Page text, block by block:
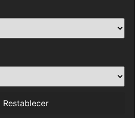
Restablecer